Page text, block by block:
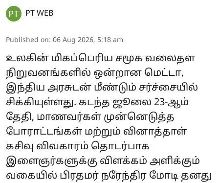
PT WEB
Published on: 06 Aug 2026, 5:18 am
உலகின் மிகப்பெரிய சமூக வலைதள
நிறுவனங்களில் ஒன்றான மெட்டா,
இந்திய அரசுடன் மீண்டும் சர்ச்சையில்
சிக்கியுள்ளது. கடந்த ஜூலை 23-ஆம்
தேதி, மாணவர்கள் முன்னெடுத்த
போராட்டங்கள் மற்றும் வினாத்தாள்
கசிவு விவகாரம் தொடர்பாக
இளைஞர்களுக்கு விளக்கம் அளிக்கும்
வகையில் பிரதமர் நரேந்திர மோடி தனது